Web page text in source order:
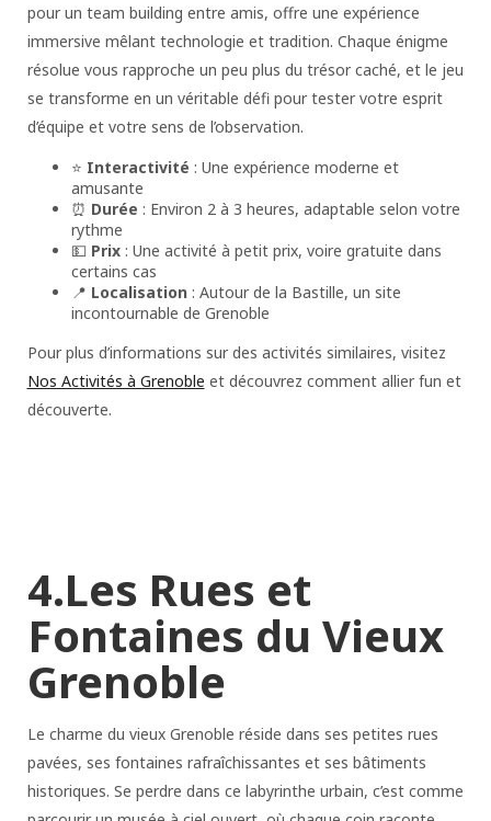
pour un team building entre amis, offre une expérience
immersive mêlant technologie et tradition. Chaque énigme
résolue vous rapproche un peu plus du trésor caché, et le jeu
se transforme en un véritable défi pour tester votre esprit
d’équipe et votre sens de l’observation.
⭐ Interactivité : Une expérience moderne et
amusante
⏰ Durée : Environ 2 à 3 heures, adaptable selon votre
rythme
💵 Prix: Une activité à petit prix, voire gratuite dans
certains cas
📍 Localisation: Autour de la Bastille, un site
incontournable de Grenoble
Pour plus d’informations sur des activités similaires, visitez
Nos Activités à Grenoble et découvrez comment allier fun et
découverte.
4.Les Rues et
Fontaines du Vieux
Grenoble
Le charme du vieux Grenoble réside dans ses petites rues
pavées, ses fontaines rafraîchissantes et ses bâtiments
historiques. Se perdre dans ce labyrinthe urbain, c’est comme